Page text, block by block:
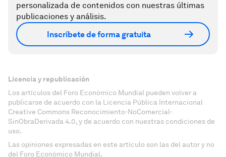
personalizada de contenidos con nuestras últimas
publicaciones y análisis.
Inscríbete de forma gratuita
Licencia y republicación
Los artículos del Foro Económico Mundial pueden volver a
publicarse de acuerdo con la Licencia Pública Internacional
Creative Commons Reconocimiento-NoComercial-
SinObraDerivada 4.0, y de acuerdo con nuestras condiciones de
uso.
Las opiniones expresadas en este artículo son las del autor y no
del Foro Económico Mundial.